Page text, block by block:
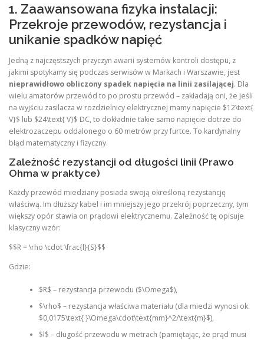
1. Zaawansowana fizyka instalacji:
Przekroje przewodów, rezystancja i
unikanie spadków napięć
Jedną z najczęstszych przyczyn awarii systemów kontroli dostępu, z
jakimi spotykamy się podczas serwisów w Markach i Warszawie, jest
nieprawidłowo obliczony spadek napięcia na linii zasilającej. Dla
wielu amatorów przewód to po prostu przewód – zakładają oni, że jeśli
na wyjściu zasilacza w rozdzielnicy elektrycznej mamy napięcie $12\text{
V}$ lub $24\text{ V}$ DC, to dokładnie takie samo napięcie dotrze do
elektrozaczepu oddalonego o 60 metrów przy furtce. To kardynalny
błąd matematyczny i fizyczny.
Zależność rezystancji od długości linii (Prawo
Ohma w praktyce)
Każdy przewód miedziany posiada swoją określoną rezystancję
właściwą. Im dłuższy kabel i im mniejszy jego przekrój poprzeczny, tym
większy opór stawia on prądowi elektrycznemu. Zależność tę opisuje
klasyczny wzór:
$$R = \rho \cdot \frac{l}{S}$$
Gdzie:
$R$ – rezystancja przewodu ($\Omega$),
$\rho$ – rezystancja właściwa materiału (dla miedzi wynosi ok.
$0,0175\text{ }\Omega\cdot\text{mm}^2/\text{m}$),
$l$ – długość przewodu w metrach (pamiętając, że prąd musi